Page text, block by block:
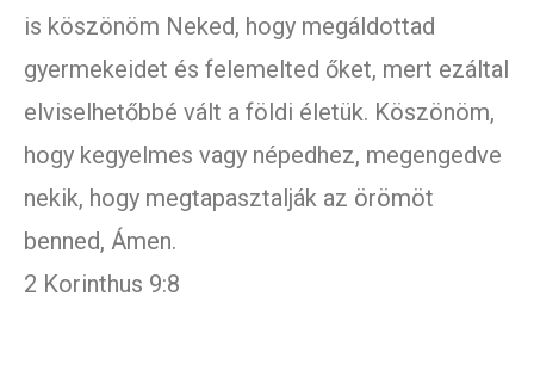
is köszönöm Neked, hogy megáldottad
gyermekeidet és felemelted őket, mert ezáltal
elviselhetőbbé vált a földi életük. Köszönöm,
hogy kegyelmes vagy népedhez, megengedve
nekik, hogy megtapasztalják az örömöt
benned, Ámen.
2 Korinthus 9:8